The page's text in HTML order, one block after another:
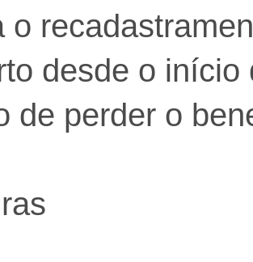
o
desde o início
de perder o